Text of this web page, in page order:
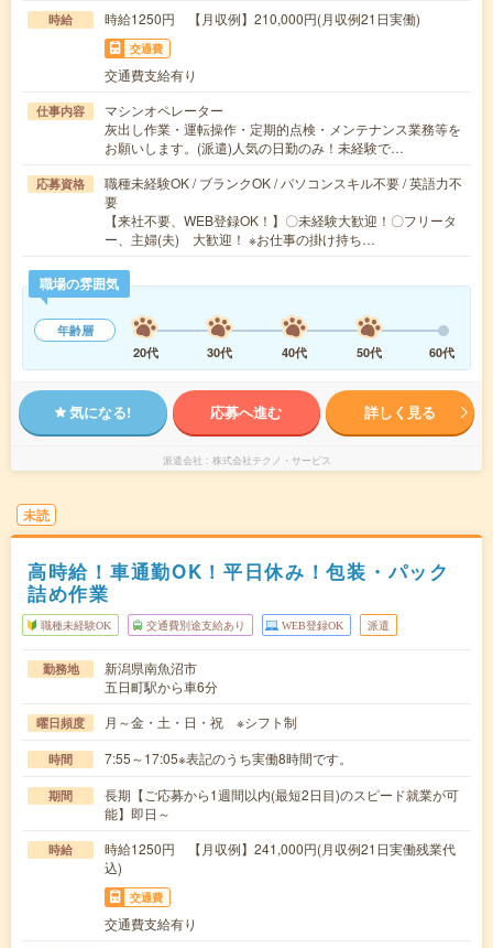
時給 時給1250円 【月収例】210,000円(月収例21日実働)
交通費
交通費支給有り
仕事内容
マシンオペレーター
灰出し作業・運転操作・定期的点検・メンテナンス業務等を
お願いします。(派遣)人気の日勤のみ！未経験で…
応募資格
職種未経験OK / ブランクOK / パソコンスキル不要 / 英語力不
要
【来社不要、WEB登録OK！】〇未経験大歓迎！〇フリータ
ー、主婦(夫) 大歓迎！ ※お仕事の掛け持ち…
職場の雰囲気
年齢層
20代
30代 40代 50代 60代
気になる! 応募へ進む 詳しく見る
派遣会社 株式会社テクノ・サービス
未読
高時給！車通勤OK！平日休み！包装・パック
詰め作業
職種未経験OK 交通費別途支給あり WEB登録OK 派遣
勤務地
新潟県南魚沼市
五日町駅から車6分
曜日頻度 月～金・土・日・祝 ※シフト制
時間 7:55～17:05※表記のうち実働8時間です。
期間
長期【ご応募から1週間以内(最短2日目)のスピード就業が可
能】即日～
時給
時給1250円 【月収例】241,000円(月収例21日実働残業代
込)
交通費
交通費支給有り